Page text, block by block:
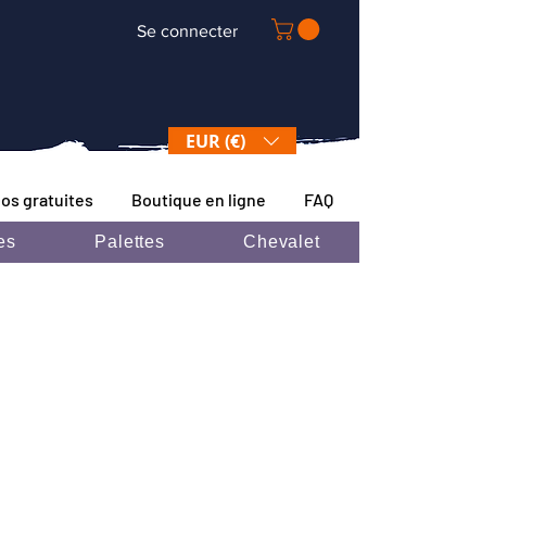
Se connecter
EUR (€)
gratuites Boutique en ligne FAQ
Palettes Chevalet